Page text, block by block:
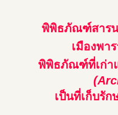
พิพิธภัณฑ์สาร
เมืองพา
พิพิธภัณฑ์ที่เก่า
เป็นที่เก็บรั